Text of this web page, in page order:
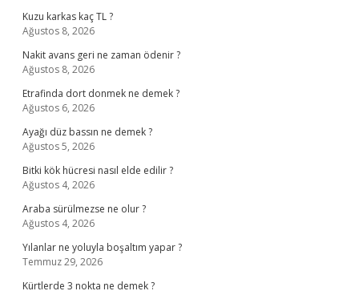
Kuzu karkas kaç TL ?
Ağustos 8, 2026
Nakit avans geri ne zaman ödenir ?
Ağustos 8, 2026
Etrafinda dort donmek ne demek ?
Ağustos 6, 2026
Ayağı düz bassın ne demek ?
Ağustos 5, 2026
Bitki kök hücresi nasıl elde edilir ?
Ağustos 4, 2026
Araba sürülmezse ne olur ?
Ağustos 4, 2026
Yılanlar ne yoluyla boşaltım yapar ?
Temmuz 29, 2026
Kürtlerde 3 nokta ne demek ?